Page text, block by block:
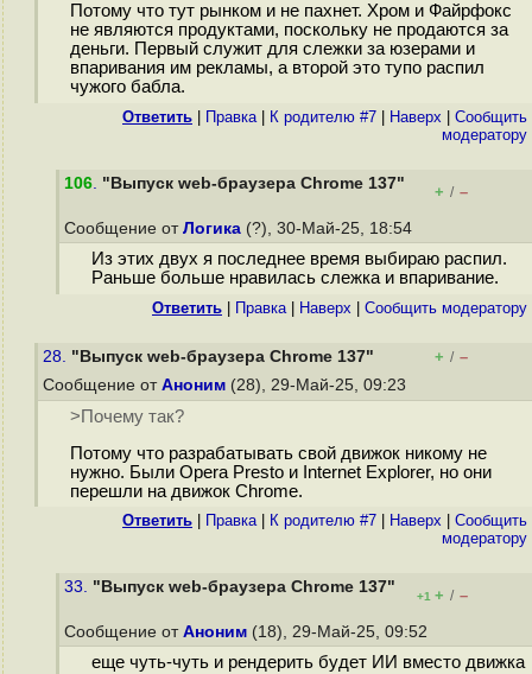
Потому что тут рынком и не пахнет. Хром и Файрфокс
не являются продуктами, поскольку не продаются за
деньги. Первый служит для слежки за юзерами и
впаривания им рекламы, а второй это тупо распил
чужого бабла.
Ответить Правка| К родителю #7 Наверх
Cообщить
модератору
106. "Выпуск web-браузера Chrome 137" + / –
Сообщение от Логика (?), 30-Май-25, 18:54
Из этих двух я последнее время выбираю распил.
Раньше больше нравилась слежка и впаривание.
Ответить Правка| Наверх Cообщить модератору
28. "Выпуск web-браузера Chrome 137" + / –
Сообщение от Аноним (28), 29-Май-25, 09:23
>Почему так?
Потому что разрабатывать свой движок никому не
нужно. Были Opera Presto и Internet Explorer, но они
перешли на движок Chrome.
Ответить Правка| К родителю #7 Наверх
Cообщить
модератору
33. "Выпуск web-браузера Chrome 137"
+1 + / –
Сообщение от Аноним (18), 29-Май-25, 09:52
еще чуть-чуть и рендерить будет ИИ вместо движка